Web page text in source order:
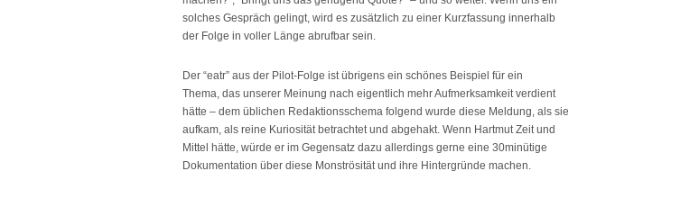
solches Gespräch gelingt, wird es zusätzlich zu einer Kurzfassung innerhalb
der Folge in voller Länge abrufbar sein.
Der “eatr” aus der Pilot-Folge ist übrigens ein schönes Beispiel für ein
Thema, das unserer Meinung nach eigentlich mehr Aufmerksamkeit verdient
hätte – dem üblichen Redaktionsschema folgend wurde diese Meldung, als sie
aufkam, als reine Kuriosität betrachtet und abgehakt. Wenn Hartmut Zeit und
Mittel hätte, würde er im Gegensatz dazu allerdings gerne eine 30minütige
Dokumentation über diese Monströsität und ihre Hintergründe machen.